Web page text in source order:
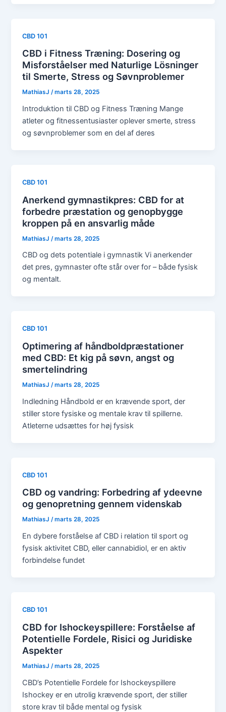
CBD 101
CBD i Fitness Træning: Dosering og
Misforståelser med Naturlige Lösninger
til Smerte, Stress og Søvnproblemer
MathiasJ/marts 28, 2025
Introduktion til CBD og Fitness Træning Mange
atleter og fitnessentusiaster oplever smerte, stress
og søvnproblemer som en del af deres
CBD 101
Anerkend gymnastikpres: CBD for at
forbedre præstation og genopbygge
kroppen på en ansvarlig måde
MathiasJ /marts 28, 2025
CBD og dets potentiale i gymnastik Vi anerkender
det pres, gymnaster ofte står over for – både fysisk
og mentalt.
CBD 101
Optimering af håndboldpræstationer
med CBD: Et kig på søvn, angst og
smertelindring
MathiasJ/marts 28, 2025
Indledning Håndbold er en krævende sport, der
stiller store fysiske og mentale krav til spillerne.
Atleterne udsættes for høj fysisk
CBD 101
CBD og vandring: Forbedring af ydeevne
og genopretning gennem videnskab
MathiasJ/marts 28, 2025
En dybere forståelse af CBD i relation til sport og
fysisk aktivitet CBD, eller cannabidiol, er en aktiv
forbindelse fundet
CBD 101
CBD for Ishockeyspillere: Forståelse af
Potentielle Fordele, Risici og Juridiske
Aspekter
MathiasJ /marts 28, 2025
CBD’s Potentielle Fordele for Ishockeyspillere
Ishockey er en utrolig krævende sport, der stiller
store krav til både mental og fysisk